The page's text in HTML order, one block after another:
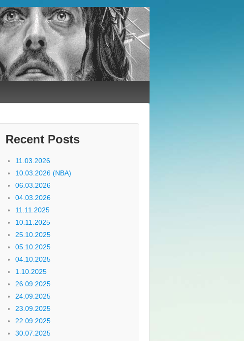
Recent Posts
11.03.2026
10.03.2026 (NBA)
06.03.2026
04.03.2026
11.11.2025
10.11.2025
25.10.2025
05.10.2025
04.10.2025
1.10.2025
26.09.2025
24.09.2025
23.09.2025
22.09.2025
30.07.2025